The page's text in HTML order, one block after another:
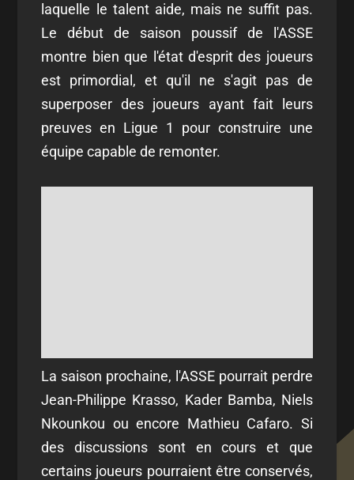
laquelle le talent aide, mais ne suffit pas.
Le début de saison poussif de l'ASSE
montre bien que l'état d'esprit des joueurs
est primordial, et qu'il ne s'agit pas de
superposer des joueurs ayant fait leurs
preuves en Ligue 1 pour construire une
équipe capable de remonter.
La saison prochaine, l'ASSE pourrait perdre
Jean-Philippe Krasso, Kader Bamba, Niels
Nkounkou ou encore Mathieu Cafaro. Si
des discussions sont en cours et que
certains joueurs pourraient être conservés,